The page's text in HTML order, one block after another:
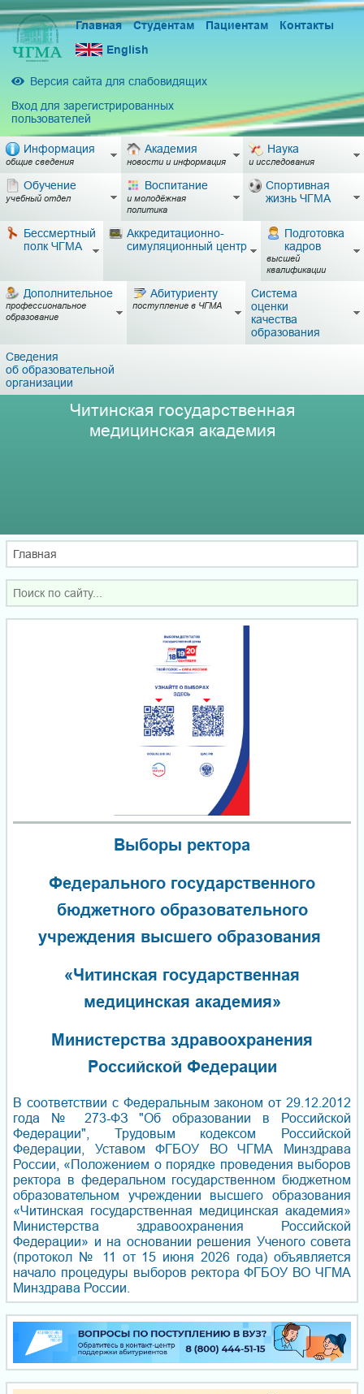
Главная Студентам Пациентам
Контакты
English
Версия сайта для слабовидящих
Вход для зарегистрированных
пользователей
Информация
общие сведения
Академия
новости и информация
Наука
и исследования
Обучение
учебный отдел
Воспитание
и молодёжная
политика
Спортивная
жизнь ЧГМА
Бессмертный
полк ЧГМА
Аккредитационно-
симуляционный центр
Подготовка
кадров
высшей
квалификации
Дополнительное
профессиональное
образование
Абитуриенту
поступление в ЧГМА
Система
оценки
качества
образования
Сведения
об образовательной
организации
Читинская государственная
медицинская академия
Главная
Выборы ректора
Федерального государственного
бюджетного образовательного
учреждения высшего образования
«Читинская государственная
медицинская академия»
Министерства здравоохранения
Российской Федерации
В соответствии с Федеральным законом от 29.12.2012
года № 273-ФЗ "Об образовании в Российской
Федерации", Трудовым кодексом Российской
Федерации, Уставом ФГБОУ ВО ЧГМА Минздрава
России, «Положением о порядке проведения выборов
ректора в федеральном государственном бюджетном
образовательном учреждении высшего образования
«Читинская государственная медицинская академия»
Министерства здравоохранения Российской
Федерации» и на основании решения Ученого совета
(протокол № 11 от 15 июня 2026 года) объявляется
начало процедуры выборов ректора ФГБОУ ВО ЧГМА
Минздрава России.